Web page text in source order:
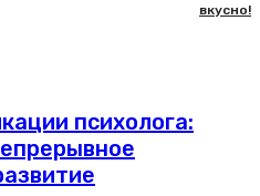
вкусно!
психолога: